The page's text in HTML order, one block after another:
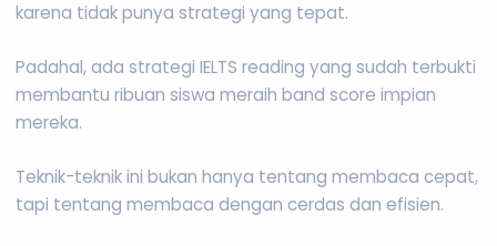
karena tidak punya strategi yang tepat.
Padahal, ada strategi IELTS reading yang sudah terbukti
membantu ribuan siswa meraih band score impian
mereka.
Teknik-teknik ini bukan hanya tentang membaca cepat,
tapi tentang membaca dengan cerdas dan efisien.